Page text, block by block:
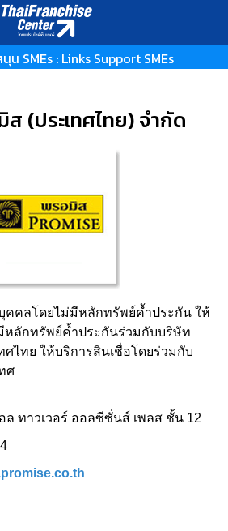
SMEs : Links Support SMEs
(ประเทศไทย) จำกัด
คคลโดยไม่มีหลักทรัพย์ค้ำประกัน ให้
หลักทรัพย์ค้ำประกันร่วมกับบริษัท
ไทย ให้บริการสินเชื่อโดยร่วมกับ
ศ
ล ทาวเวอร์ ออลซีซั่นส์ เพลส ชั้น 12